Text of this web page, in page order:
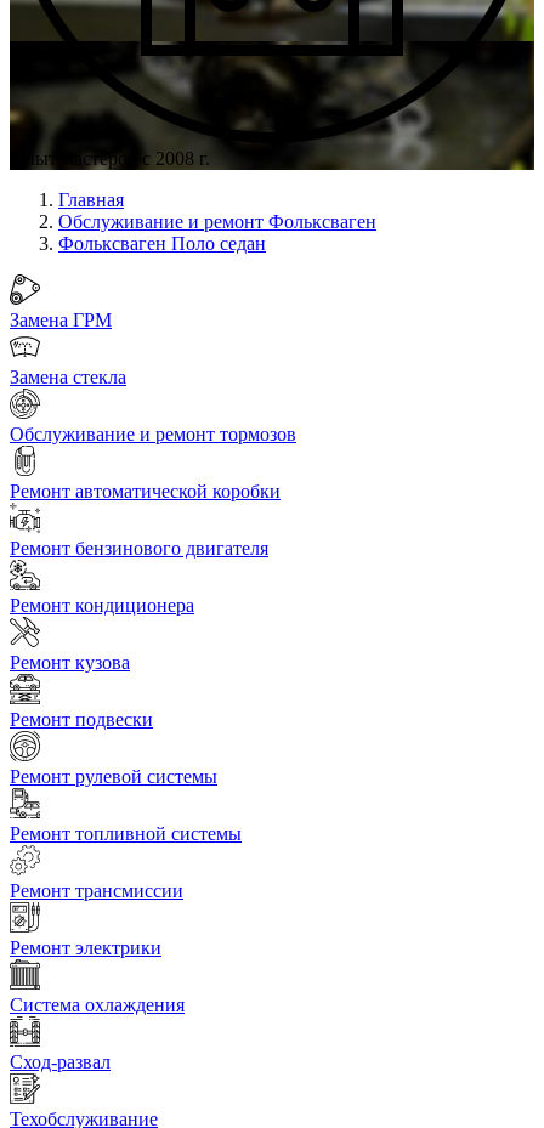
Опыт мастеров с 2008 г.
Главная
Обслуживание и ремонт Фольксваген
Фольксваген Поло седан
Замена ГРМ
Замена стекла
Обслуживание и ремонт тормозов
Ремонт автоматической коробки
Ремонт бензинового двигателя
Ремонт кондиционера
Ремонт кузова
Ремонт подвески
Ремонт рулевой системы
Ремонт топливной системы
Ремонт трансмиссии
Ремонт электрики
Система охлаждения
Сход-развал
Техобслуживание